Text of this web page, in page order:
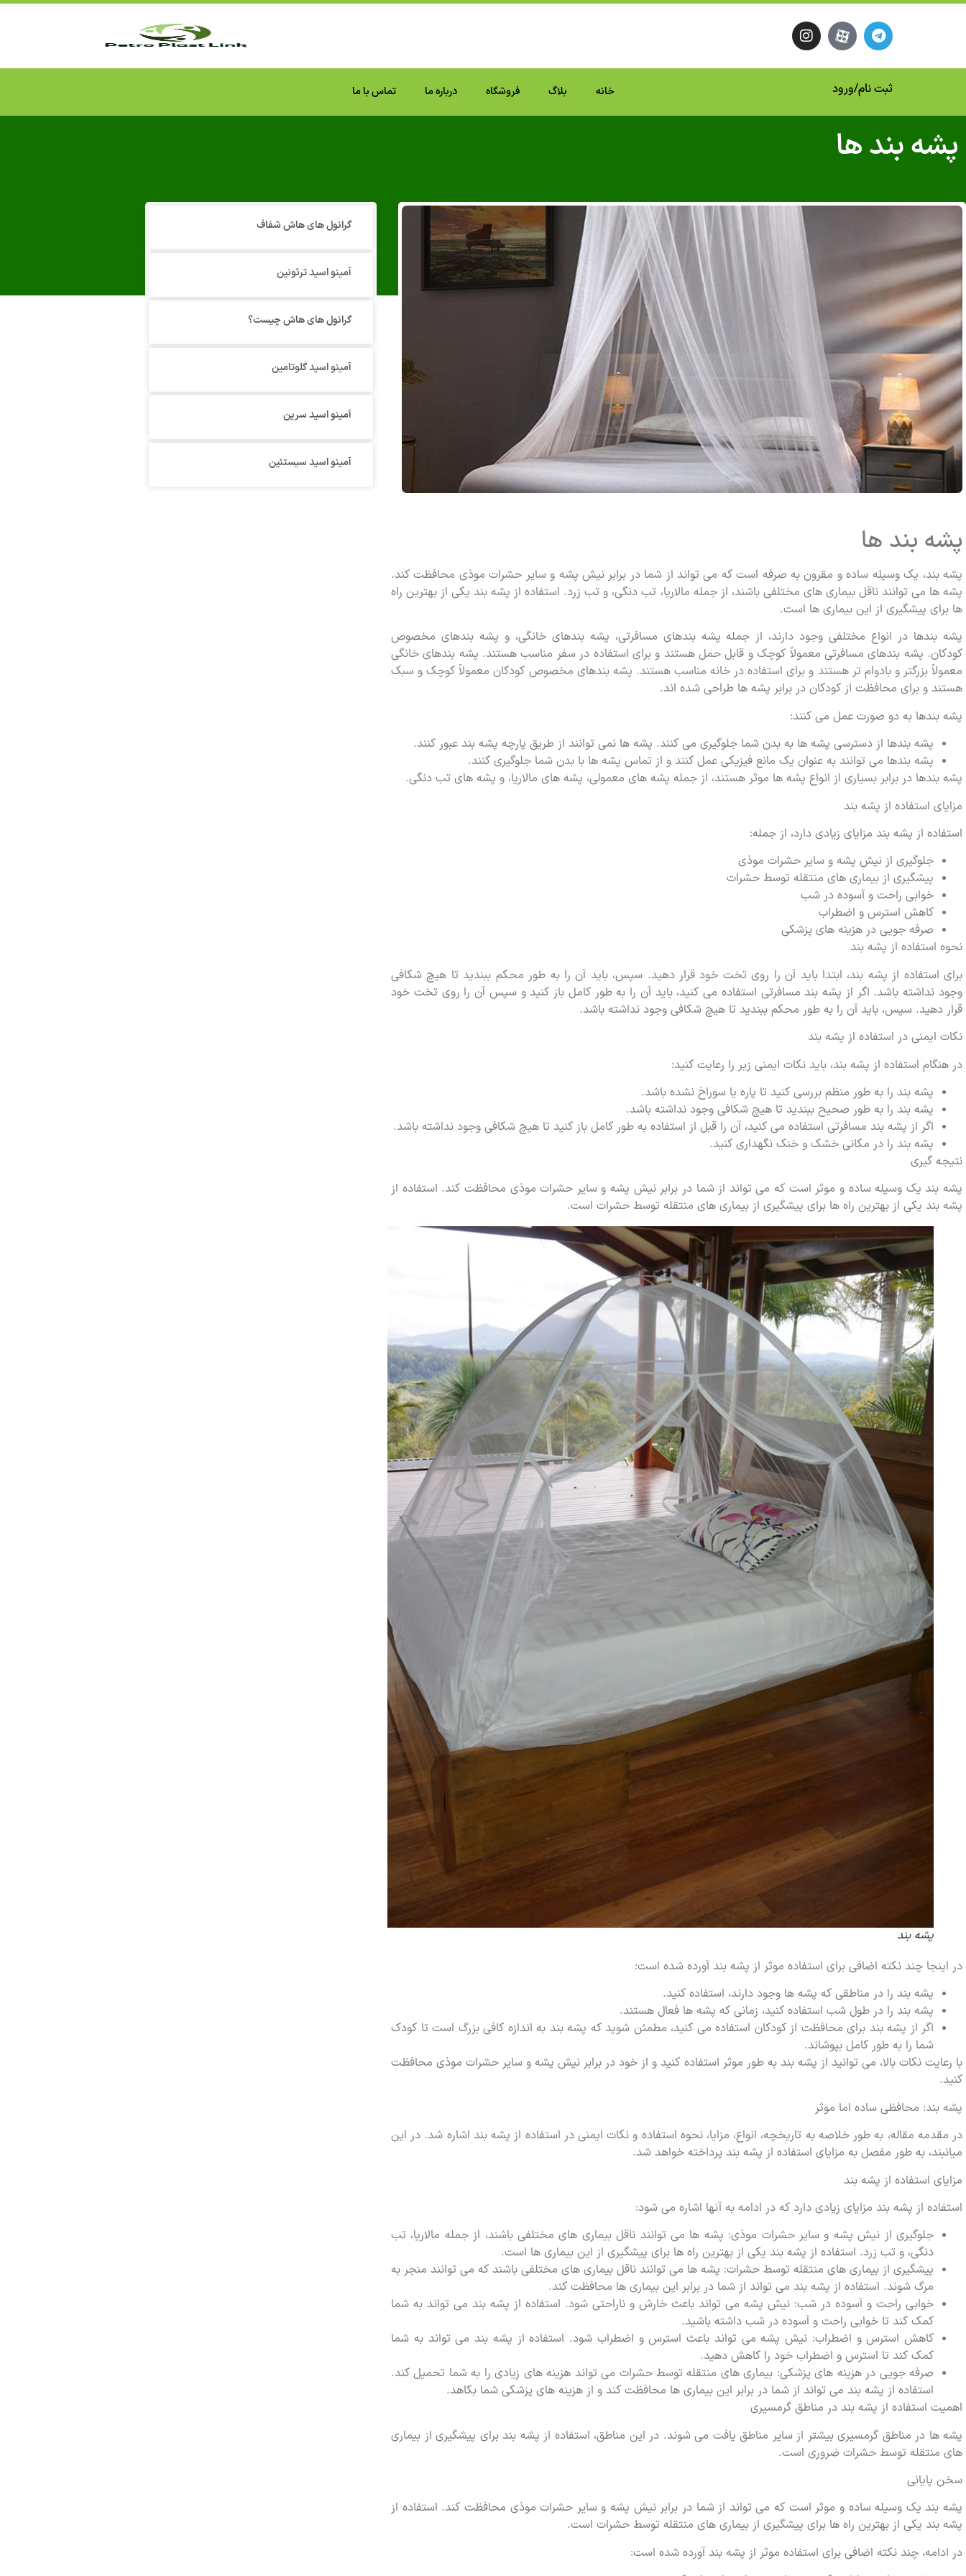
ثبت نام/ورود خانه بلاگ فروشگاه درباره ما تماس با ما
پشه بند ها
گرانول‌ های هاش شفاف
آمینو اسید ترئونین
گرانول های هاش چیست؟
آمینو اسید گلوتامین
آمینو اسید سرین
آمینو اسید سیستئین
پشه بند ها
پشه بند، یک وسیله ساده و مقرون به صرفه است که می تواند از شما در برابر نیش پشه و سایر حشرات موذی محافظت کند.
پشه ها می توانند ناقل بیماری های مختلفی باشند، از جمله مالاریا، تب دنگی، و تب زرد. استفاده از پشه بند یکی از بهترین راه
ها برای پیشگیری از این بیماری ها است.
پشه بندها در انواع مختلفی وجود دارند، از جمله پشه بندهای مسافرتی، پشه بندهای خانگی، و پشه بندهای مخصوص
کودکان. پشه بندهای مسافرتی معمولاً کوچک و قابل حمل هستند و برای استفاده در سفر مناسب هستند. پشه بندهای خانگی
معمولاً بزرگتر و بادوام تر هستند و برای استفاده در خانه مناسب هستند. پشه بندهای مخصوص کودکان معمولاً کوچک و سبک
هستند و برای محافظت از کودکان در برابر پشه ها طراحی شده اند.
پشه بندها به دو صورت عمل می کنند:
پشه بندها از دسترسی پشه ها به بدن شما جلوگیری می کنند. پشه ها نمی توانند از طریق پارچه پشه بند عبور کنند.
پشه بندها می توانند به عنوان یک مانع فیزیکی عمل کنند و از تماس پشه ها با بدن شما جلوگیری کنند.
پشه بندها در برابر بسیاری از انواع پشه ها موثر هستند، از جمله پشه های معمولی، پشه های مالاریا، و پشه های تب دنگی.
مزایای استفاده از پشه بند
استفاده از پشه بند مزایای زیادی دارد، از جمله:
جلوگیری از نیش پشه و سایر حشرات موذی
پیشگیری از بیماری های منتقله توسط حشرات
خوابی راحت و آسوده در شب
کاهش استرس و اضطراب
صرفه جویی در هزینه های پزشکی
نحوه استفاده از پشه بند
برای استفاده از پشه بند، ابتدا باید آن را روی تخت خود قرار دهید. سپس، باید آن را به طور محکم ببندید تا هیچ شکافی
وجود نداشته باشد. اگر از پشه بند مسافرتی استفاده می کنید، باید آن را به طور کامل باز کنید و سپس آن را روی تخت خود
قرار دهید. سپس، باید آن را به طور محکم ببندید تا هیچ شکافی وجود نداشته باشد.
نکات ایمنی در استفاده از پشه بند
در هنگام استفاده از پشه بند، باید نکات ایمنی زیر را رعایت کنید:
پشه بند را به طور منظم بررسی کنید تا پاره یا سوراخ نشده باشد.
پشه بند را به طور صحیح ببندید تا هیچ شکافی وجود نداشته باشد.
اگر از پشه بند مسافرتی استفاده می کنید، آن را قبل از استفاده به طور کامل باز کنید تا هیچ شکافی وجود نداشته باشد.
پشه بند را در مکانی خشک و خنک نگهداری کنید.
نتیجه گیری
پشه بند یک وسیله ساده و موثر است که می تواند از شما در برابر نیش پشه و سایر حشرات موذی محافظت کند. استفاده از
پشه بند یکی از بهترین راه ها برای پیشگیری از بیماری های منتقله توسط حشرات است.
پشه بند
در اینجا چند نکته اضافی برای استفاده موثر از پشه بند آورده شده است:
پشه بند را در مناطقی که پشه ها وجود دارند، استفاده کنید.
پشه بند را در طول شب استفاده کنید، زمانی که پشه ها فعال هستند.
اگر از پشه بند برای محافظت از کودکان استفاده می کنید، مطمئن شوید که پشه بند به اندازه کافی بزرگ است تا کودک
شما را به طور کامل بپوشاند.
با رعایت نکات بالا، می توانید از پشه بند به طور موثر استفاده کنید و از خود در برابر نیش پشه و سایر حشرات موذی محافظت
کنید.
پشه بند: محافظی ساده اما موثر
در مقدمه مقاله، به طور خلاصه به تاریخچه، انواع، مزایا، نحوه استفاده و نکات ایمنی در استفاده از پشه بند اشاره شد. در این
میانبند، به طور مفصل به مزایای استفاده از پشه بند پرداخته خواهد شد.
مزایای استفاده از پشه بند
استفاده از پشه بند مزایای زیادی دارد که در ادامه به آنها اشاره می شود:
جلوگیری از نیش پشه و سایر حشرات موذی: پشه ها می توانند ناقل بیماری های مختلفی باشند، از جمله مالاریا، تب
دنگی، و تب زرد. استفاده از پشه بند یکی از بهترین راه ها برای پیشگیری از این بیماری ها است.
پیشگیری از بیماری های منتقله توسط حشرات: پشه ها می توانند ناقل بیماری های مختلفی باشند که می توانند منجر به
مرگ شوند. استفاده از پشه بند می تواند از شما در برابر این بیماری ها محافظت کند.
خوابی راحت و آسوده در شب: نیش پشه می تواند باعث خارش و ناراحتی شود. استفاده از پشه بند می تواند به شما
کمک کند تا خوابی راحت و آسوده در شب داشته باشید.
کاهش استرس و اضطراب: نیش پشه می تواند باعث استرس و اضطراب شود. استفاده از پشه بند می تواند به شما
کمک کند تا استرس و اضطراب خود را کاهش دهید.
صرفه جویی در هزینه های پزشکی: بیماری های منتقله توسط حشرات می تواند هزینه های زیادی را به شما تحمیل کند.
استفاده از پشه بند می تواند از شما در برابر این بیماری ها محافظت کند و از هزینه های پزشکی شما بکاهد.
اهمیت استفاده از پشه بند در مناطق گرمسیری
پشه ها در مناطق گرمسیری بیشتر از سایر مناطق یافت می شوند. در این مناطق، استفاده از پشه بند برای پیشگیری از بیماری
های منتقله توسط حشرات ضروری است.
سخن پایانی
پشه بند یک وسیله ساده و موثر است که می تواند از شما در برابر نیش پشه و سایر حشرات موذی محافظت کند. استفاده از
پشه بند یکی از بهترین راه ها برای پیشگیری از بیماری های منتقله توسط حشرات است.
در ادامه، چند نکته اضافی برای استفاده موثر از پشه بند آورده شده است: